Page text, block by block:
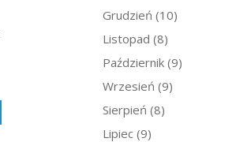
Grudzień (10)
Listopad (8)
Październik (9)
Wrzesień (9)
Sierpień (8)
Lipiec (9)